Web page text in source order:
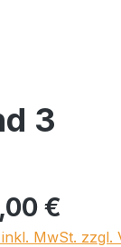
3
Preis:
€
MwSt. zzgl.